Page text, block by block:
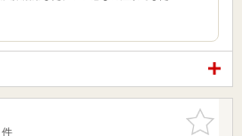
お気に入
りに追加